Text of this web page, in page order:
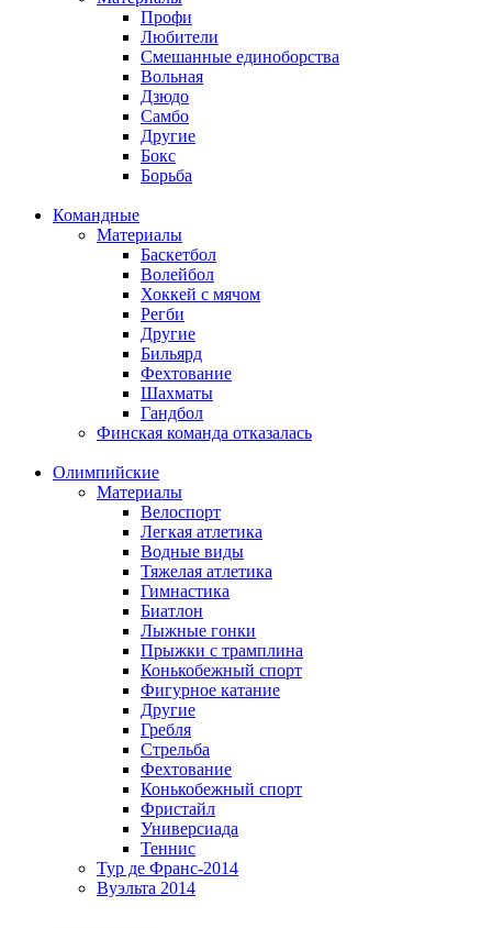
Профи
Любители
Смешанные единоборства
Вольная
Дзюдо
Самбо
Другие
Бокс
Борьба
Командные
Материалы
Баскетбол
Волейбол
Хоккей с мячом
Регби
Другие
Бильярд
Фехтование
Шахматы
Гандбол
Финская команда отказалась
Олимпийские
Материалы
Велоспорт
Легкая атлетика
Водные виды
Тяжелая атлетика
Гимнастика
Биатлон
Лыжные гонки
Прыжки с трамплина
Конькобежный спорт
Фигурное катание
Другие
Гребля
Стрельба
Фехтование
Конькобежный спорт
Фристайл
Универсиада
Теннис
Тур де Франс-2014
Вуэльта 2014